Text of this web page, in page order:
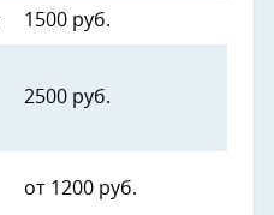
1500 руб.
2500 руб.
от 1200 руб.